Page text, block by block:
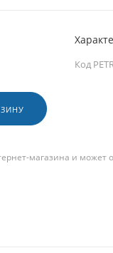
Код
магазина и может